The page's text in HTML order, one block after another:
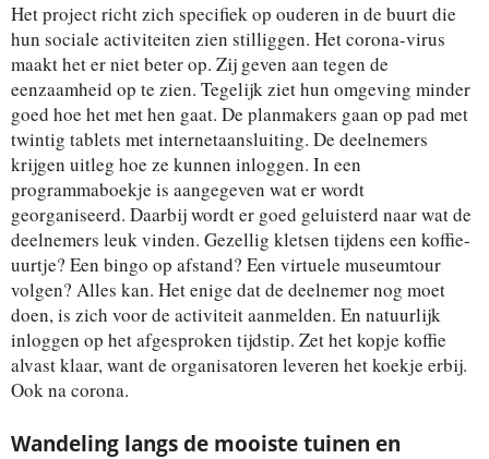
Het project richt zich specifiek op ouderen in de buurt die
hun sociale activiteiten zien stilliggen. Het corona-virus
maakt het er niet beter op. Zij geven aan tegen de
eenzaamheid op te zien. Tegelijk ziet hun omgeving minder
goed hoe het met hen gaat. De planmakers gaan op pad met
twintig tablets met internetaansluiting. De deelnemers
krijgen uitleg hoe ze kunnen inloggen. In een
programmaboekje is aangegeven wat er wordt
georganiseerd. Daarbij wordt er goed geluisterd naar wat de
deelnemers leuk vinden. Gezellig kletsen tijdens een koffie-
uurtje? Een bingo op afstand? Een virtuele museumtour
volgen? Alles kan. Het enige dat de deelnemer nog moet
doen, is zich voor de activiteit aanmelden. En natuurlijk
inloggen op het afgesproken tijdstip. Zet het kopje koffie
alvast klaar, want de organisatoren leveren het koekje erbij.
Ook na corona.
Wandeling langs de mooiste tuinen en